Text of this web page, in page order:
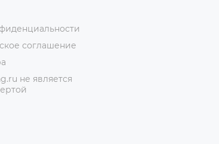
соглашение
не является